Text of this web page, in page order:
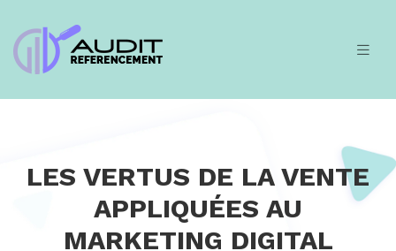
LES VERTUS DE LA VENTE
APPLIQUÉES AU
MARKETING DIGITAL